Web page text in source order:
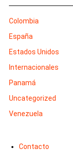
Colombia
España
Estados Unidos
Internacionales
Panamá
Uncategorized
Venezuela
Contacto